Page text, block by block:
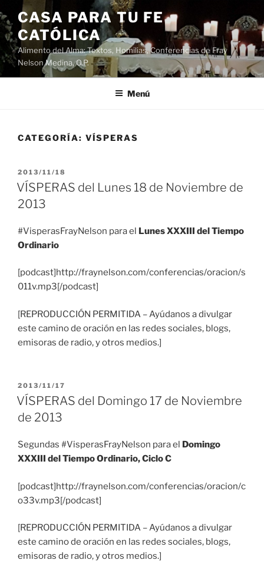
Saltar
al
contenido
CASA PARA TU FE
CATÓLICA
Alimento del Alma: Textos, Homilias, Conferencias de Fray
Nelson Medina, O.P.
Menú
CATEGORÍA: VÍSPERAS
PUBLICADO
EL
2013/11/18
VÍSPERAS del Lunes 18 de Noviembre de
2013
#VisperasFrayNelson para el Lunes XXXIII del Tiempo
Ordinario
[podcast]http://fraynelson.com/conferencias/oracion/s
011v.mp3[/podcast]
[REPRODUCCIÓN PERMITIDA – Ayúdanos a divulgar
este camino de oración en las redes sociales, blogs,
emisoras de radio, y otros medios.]
PUBLICADO
EL
2013/11/17
VÍSPERAS del Domingo 17 de Noviembre
de 2013
Segundas #VisperasFrayNelson para el Domingo
XXXIII del Tiempo Ordinario, Ciclo C
[podcast]http://fraynelson.com/conferencias/oracion/c
o33v.mp3[/podcast]
[REPRODUCCIÓN PERMITIDA – Ayúdanos a divulgar
este camino de oración en las redes sociales, blogs,
emisoras de radio, y otros medios.]